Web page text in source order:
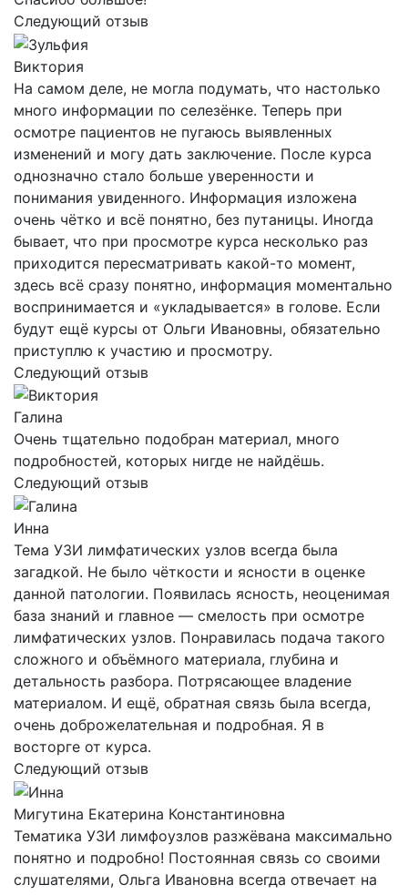
Следующий отзыв
Виктория
На самом деле, не могла подумать, что настолько
много информации по селезёнке. Теперь при
осмотре пациентов не пугаюсь выявленных
изменений и могу дать заключение. После курса
однозначно стало больше уверенности и
понимания увиденного. Информация изложена
очень чётко и всё понятно, без путаницы. Иногда
бывает, что при просмотре курса несколько раз
приходится пересматривать какой-то момент,
здесь всё сразу понятно, информация моментально
воспринимается и «укладывается» в голове. Если
будут ещё курсы от Ольги Ивановны, обязательно
приступлю к участию и просмотру.
Следующий отзыв
Галина
Очень тщательно подобран материал, много
подробностей, которых нигде не найдёшь.
Следующий отзыв
Инна
Тема УЗИ лимфатических узлов всегда была
загадкой. Не было чёткости и ясности в оценке
данной патологии. Появилась ясность, неоценимая
база знаний и главное — смелость при осмотре
лимфатических узлов. Понравилась подача такого
сложного и объёмного материала, глубина и
детальность разбора. Потрясающее владение
материалом. И ещё, обратная связь была всегда,
очень доброжелательная и подробная. Я в
восторге от курса.
Следующий отзыв
Мигутина Екатерина Константиновна
Тематика УЗИ лимфоузлов разжёвана максимально
понятно и подробно! Постоянная связь со своими
слушателями, Ольга Ивановна всегда отвечает на